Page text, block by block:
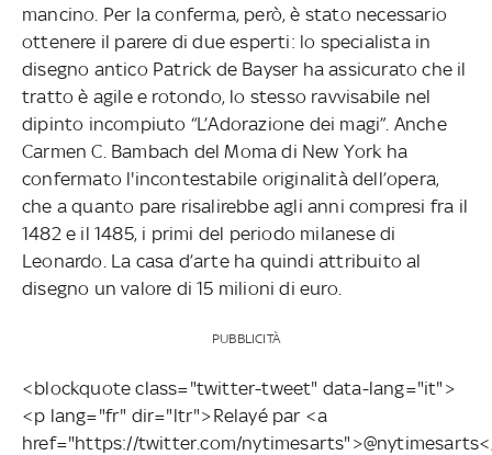
mancino. Per la conferma, però, è stato necessario
ottenere il parere di due esperti: lo specialista in
disegno antico Patrick de Bayser ha assicurato che il
tratto è agile e rotondo, lo stesso ravvisabile nel
dipinto incompiuto “L’Adorazione dei magi”. Anche
Carmen C. Bambach del Moma di New York ha
confermato l'incontestabile originalità dell’opera,
che a quanto pare risalirebbe agli anni compresi fra il
1482 e il 1485, i primi del periodo milanese di
Leonardo. La casa d’arte ha quindi attribuito al
disegno un valore di 15 milioni di euro.
PUBBLICITÀ
<blockquote class="twitter-tweet" data-lang="it">
<p lang="fr" dir="ltr">Relayé par <a
href="https://twitter.com/